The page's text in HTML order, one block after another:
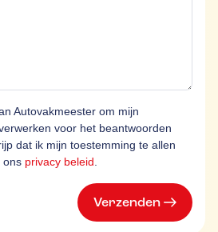
Autovakmeester om mijn
voor het beantwoorden
dat ik mijn toestemming te allen
ons privacy beleid
Verzenden